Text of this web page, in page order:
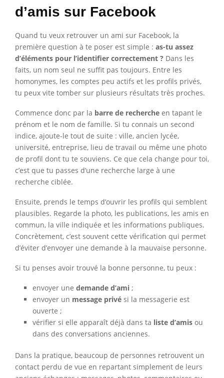
d’amis sur Facebook
Quand tu veux retrouver un ami sur Facebook, la
première question à te poser est simple : as-tu assez
d’éléments pour l’identifier correctement ? Dans les
faits, un nom seul ne suffit pas toujours. Entre les
homonymes, les comptes peu actifs et les profils privés,
tu peux vite tomber sur plusieurs résultats très proches.
Commence donc par la barre de recherche en tapant le
prénom et le nom de famille. Si tu connais un second
indice, ajoute-le tout de suite : ville, ancien lycée,
université, entreprise, lieu de travail ou même une photo
de profil dont tu te souviens. Ce que cela change pour toi,
c’est que tu passes d’une recherche large à une
recherche ciblée.
Ensuite, prends le temps d’ouvrir les profils qui semblent
plausibles. Regarde la photo, les publications, les amis en
commun, la ville indiquée et les informations publiques.
Concrètement, c’est souvent cette vérification qui permet
d’éviter d’envoyer une demande à la mauvaise personne.
Si tu penses avoir trouvé la bonne personne, tu peux :
envoyer une demande d’ami ;
envoyer un message privé si la messagerie est
ouverte ;
vérifier si elle apparaît déjà dans ta liste d’amis ou
dans des conversations anciennes.
Dans la pratique, beaucoup de personnes retrouvent un
contact perdu de vue en repartant simplement de leurs